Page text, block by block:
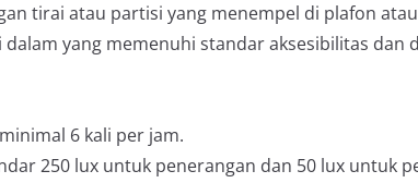
tirai atau partisi yang menempel di plafon
yang memenuhi standar aksesibilitas dan
6 kali per jam.
250 lux untuk penerangan dan 50 lux untuk